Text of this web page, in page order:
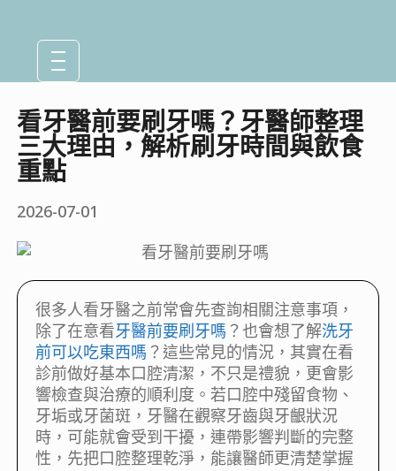
看牙醫前要刷牙嗎？牙醫師整理
三大理由，解析刷牙時間與飲食
重點
2026-07-01
很多人看牙醫之前常會先查詢相關注意事項，
除了在意看牙醫前要刷牙嗎 ？也會想了解洗牙
前可以吃東西嗎 ？這些常見的情況，其實在看
診前做好基本口腔清潔，不只是禮貌，更會影
響檢查與治療的順利度。若口腔中殘留食物、
牙垢或牙菌斑，牙醫在觀察牙齒與牙齦狀況
時，可能就會受到干擾，連帶影響判斷的完整
性，先把口腔整理乾淨，能讓醫師更清楚掌握